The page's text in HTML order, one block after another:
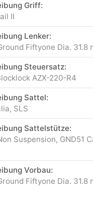
Griff:
II
Lenker:
Fiftyone Dia. 31.8
Steuersatz:
AZX-220-R4
Sattel:
SLS
Sattelstütze:
Suspension, GND51
Vorbau:
Fiftyone Dia. 31.8